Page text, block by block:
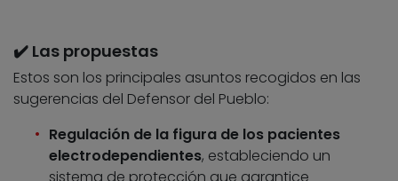
✔️ Las propuestas
Estos son los principales asuntos recogidos en las
sugerencias del Defensor del Pueblo:
Regulación de la figura de los pacientes
electrodependientes, estableciendo un